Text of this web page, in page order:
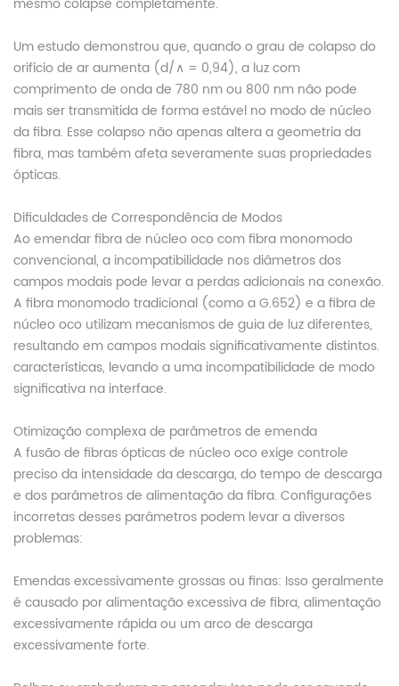
Um estudo demonstrou que, quando o grau de colapso do
orifício de ar aumenta (d/∧ = 0,94), a luz com
comprimento de onda de 780 nm ou 800 nm não pode
mais ser transmitida de forma estável no modo de núcleo
da fibra. Esse colapso não apenas altera a geometria da
fibra, mas também afeta severamente suas propriedades
ópticas.
Dificuldades de Correspondência de Modos
Ao emendar fibra de núcleo oco com fibra monomodo
convencional, a incompatibilidade nos diâmetros dos
campos modais pode levar a perdas adicionais na conexão.
A fibra monomodo tradicional (como a G.652) e a fibra de
núcleo oco utilizam mecanismos de guia de luz diferentes,
resultando em campos modais significativamente distintos.
características, levando a uma incompatibilidade de modo
significativa na interface.
Otimização complexa de parâmetros de emenda
A fusão de fibras ópticas de núcleo oco exige controle
preciso da intensidade da descarga, do tempo de descarga
e dos parâmetros de alimentação da fibra. Configurações
incorretas desses parâmetros podem levar a diversos
problemas:
Emendas excessivamente grossas ou finas: Isso geralmente
é causado por alimentação excessiva de fibra, alimentação
excessivamente rápida ou um arco de descarga
excessivamente forte.